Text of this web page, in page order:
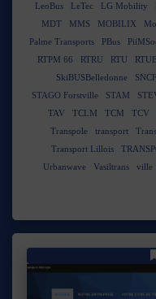
LeoBus
LeTec LG Mobility
MDT
MMS MOBILIX
Palme Transports
PBus
RTPM 66
RTRU RTU
SkiBUSBelledonne
STAGO Forstville
STAM
TAV
TCLM TCM TCV
Transpole
transport
Transport Lillois
Urbanwave
Vasiltrans ville